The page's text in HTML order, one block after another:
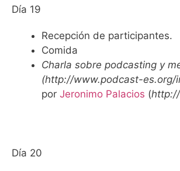
Día 19
Recepción de participantes.
Comida
Charla sobre podcasting y
(http://www.podcast-es.org/
por Jeronimo Palacios (
Día 20